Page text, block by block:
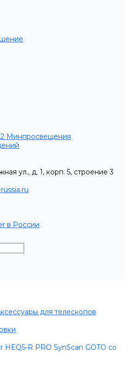
Минпросвещения
ул., д. 1, корп. 5, строение 3
для телескопов
R PRO SynScan GOTO со